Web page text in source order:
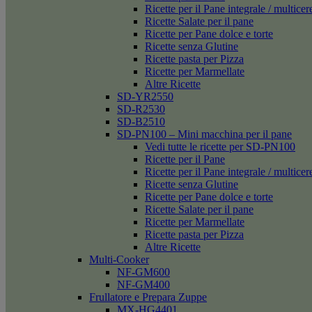
Ricette per il Pane integrale /
Ricette Salate per il pane
Ricette per Pane dolce e torte
Ricette senza Glutine
Ricette pasta per Pizza
Ricette per Marmellate
Altre Ricette
SD-YR2550
SD-R2530
SD-B2510
SD-PN100 – Mini macchina per il pane
Vedi tutte le ricette per SD-PN100
Ricette per il Pane
Ricette per il Pane integrale /
Ricette senza Glutine
Ricette per Pane dolce e torte
Ricette Salate per il pane
Ricette per Marmellate
Ricette pasta per Pizza
Altre Ricette
Multi-Cooker
NF-GM600
NF-GM400
Frullatore e Prepara Zuppe
MX-HG4401